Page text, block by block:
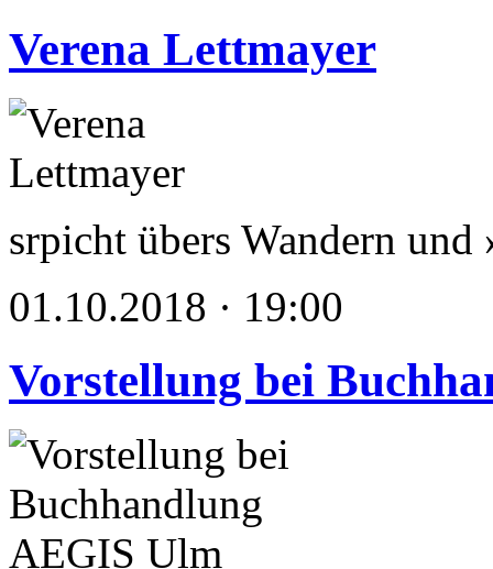
Verena Lettmayer
srpicht übers Wandern
01.10.2018 · 19:00
Vorstellung bei